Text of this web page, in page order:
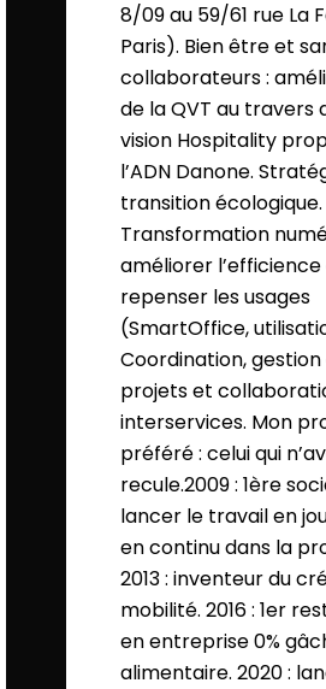
8/09 au 59/61 rue La
Paris). Bien être et
collaborateurs :
de la QVT au travers
vision Hospitality
l’ADN Danone.
transition écologique.
Transformation
améliorer
repenser les usages
(SmartOffice,
Coordination, gestion
projets et
interservices. Mon
préféré : celui qui
recule.2009 : 1ère
lancer le travail en
en continu dans la
2013 : inventeur du
mobilité. 2016 : 1er
en entreprise 0%
alimentaire. 2020 :